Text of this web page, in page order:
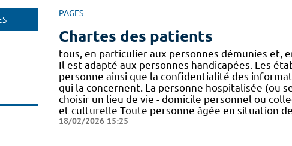
PAGES
Chartes des patients
tous, en particulier aux personnes démunies et,
Il est adapté aux personnes handicapées. Les
personne ainsi que la confidentialité des
qui la concernent. La personne hospitalisée (ou
choisir un lieu de vie - domicile personnel ou
et culturelle Toute personne âgée en situation
18/02/2026 15:25